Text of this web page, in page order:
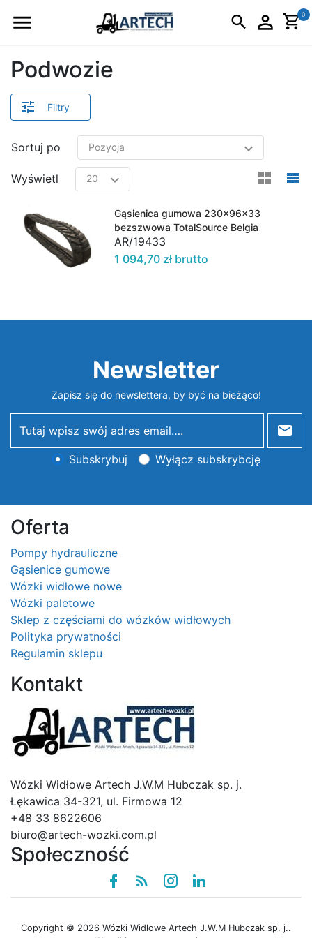
0
Podwozie
Filtry
Sortuj po
Wyświetl
Gąsienica gumowa 230x96x33
bezszwowa TotalSource Belgia
AR/19433
1 094,70 zł brutto
Newsletter
Zapisz się do newslettera, by być na bieżąco!
newsletter
Subskrybuj Wyłącz subskrybcję
Oferta
Pompy hydrauliczne
Gąsienice gumowe
Wózki widłowe nowe
Wózki paletowe
Sklep z częściami do wózków widłowych
Polityka prywatności
Regulamin sklepu
Kontakt
Wózki Widłowe Artech J.W.M Hubczak sp. j.
Łękawica 34-321, ul. Firmowa 12
+48 33 8622606
biuro@artech-wozki.com.pl
Społeczność
Facebook
Rssinstagram
linkedin
Copyright © 2026 Wózki Widłowe Artech J.W.M Hubczak sp. j..